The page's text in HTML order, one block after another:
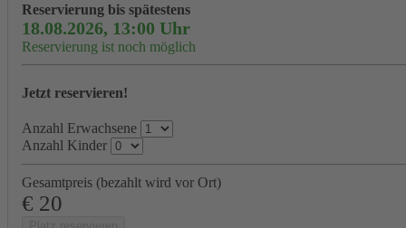
Reservierung bis spätestens
18.08.2026, 13:00 Uhr
Reservierung ist noch möglich
Jetzt reservieren!
Anzahl Erwachsene
Anzahl Kinder
Gesamtpreis (bezahlt wird vor Ort)
€ 20